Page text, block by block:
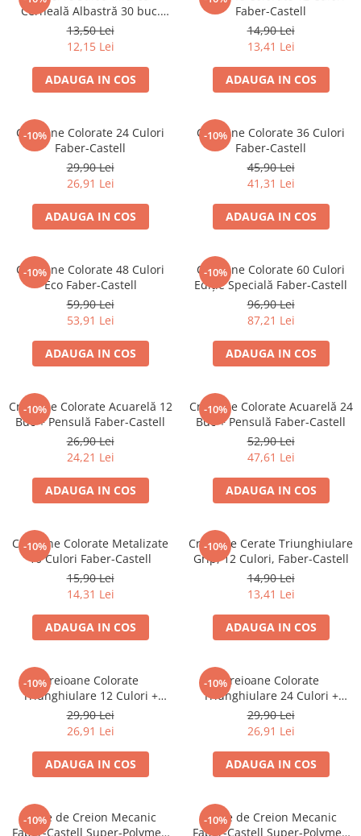
Suporturi și organizatoare de birou
Caiete și Blocuri
Blocnotesuri
Blocuri de desen
Caiete Biologie
Caiete cu Spirală
Caiete Dictando
Caiete Geografie
Caiete Matematica
Caiete Muzică
Caiete Studențești
Caiete Tip II
Caiete Velin
Vocabulare
Calculatoare
Instrumente de scris și desen
Carioci
Creioane cerate
Creioane colorate
Creioane mecanice
Linere
Markere
Pixuri
Rezerve stilouri
Măsurare și trasare
Organizare și Arhivare
Accesorii de organizare
Bibliorafturi
Clipboard-uri
Dosare Plastic
Folii de protecție
Cerneală Albastră 30 buc.
Faber-Castell
13,50 Lei
12,15 Lei
ADAUGA IN COS
Faber-Castell
14,90 Lei
13,41 Lei
ADAUGA IN COS
-10%
Creioane Colorate 24 Culori
Faber-Castell
29,90 Lei
26,91 Lei
ADAUGA IN COS
-10%
Creioane Colorate 36 Culori
Faber-Castell
45,90 Lei
41,31 Lei
ADAUGA IN COS
-10%
Creioane Colorate 48 Culori
Eco Faber-Castell
59,90 Lei
53,91 Lei
ADAUGA IN COS
-10%
Creioane Colorate 60 Culori
Ediție Specială Faber-Castell
96,90 Lei
87,21 Lei
ADAUGA IN COS
-10%
Creioane Colorate Acuarelă 12
Buc + Pensulă Faber-Castell
26,90 Lei
24,21 Lei
ADAUGA IN COS
-10%
Creioane Colorate Acuarelă 24
Buc + Pensulă Faber-Castell
52,90 Lei
47,61 Lei
ADAUGA IN COS
-10%
Creioane Colorate Metalizate
10 Culori Faber-Castell
15,90 Lei
14,31 Lei
ADAUGA IN COS
-10%
Creioane Cerate Triunghiulare
Grip, 12 Culori, Faber-Castell
14,90 Lei
13,41 Lei
ADAUGA IN COS
-10%Creioane Colorate
Triunghiulare 12 Culori +
Ascuțitoare Eco Faber-Castell
29,90 Lei
26,91 Lei
ADAUGA IN COS
-10%Creioane Colorate
Triunghiulare 24 Culori +
Ascuțitoare Eco Faber-Castell
29,90 Lei
26,91 Lei
ADAUGA IN COS
-10%
Mine de Creion Mecanic
Faber-Castell Super-Polymer,
-10%
Mine de Creion Mecanic
Faber-Castell Super-Polymer,